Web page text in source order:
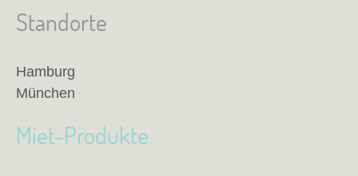
Standorte
Hamburg
München
Miet-Produkte